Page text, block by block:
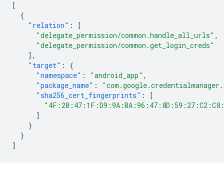
[
{
"relation" :
[
"delegate_permission/common.handle_all_urls" ,
"delegate_permission/common.get_login_creds"
],
"target" :
{
"namespace" : "android_app" ,
"package_name" :
"sha256_cert_fingerprints" :
[
]
}
}
]